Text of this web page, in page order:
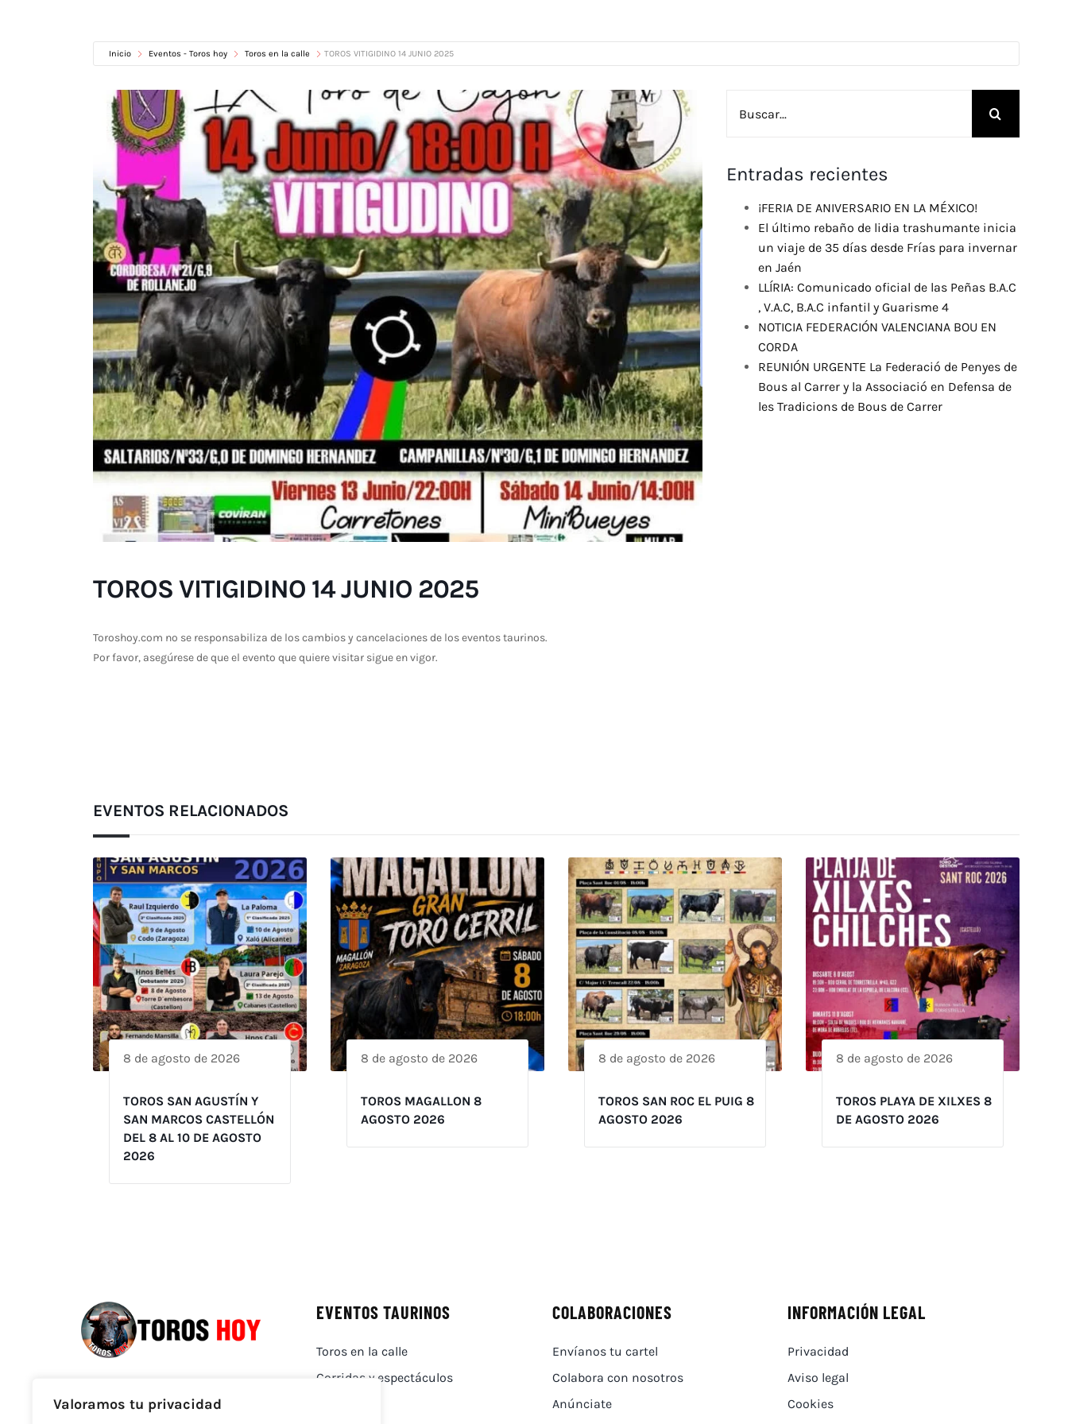
Valoramos tu privacidad
Inicio Eventos - Toros hoy Toros en la calle TOROS VITIGIDINO 14 JUNIO 2025
TOROS VITIGIDINO 14 JUNIO 2025
Toroshoy.com no se responsabiliza de los cambios y cancelaciones de los eventos taurinos.
Por favor, asegúrese de que el evento que quiere visitar sigue en vigor.
Entradas recientes
¡FERIA DE ANIVERSARIO EN LA MÉXICO!
El último rebaño de lidia trashumante inicia
un viaje de 35 días desde Frías para invernar
en Jaén
LLÍRIA: Comunicado oficial de las Peñas B.A.C
, V.A.C, B.A.C infantil y Guarisme 4
NOTICIA FEDERACIÓN VALENCIANA BOU EN
CORDA
REUNIÓN URGENTE La Federació de Penyes de
Bous al Carrer y la Associació en Defensa de
les Tradicions de Bous de Carrer
EVENTOS RELACIONADOS
8 de agosto de 2026
TOROS SAN AGUSTÍN Y
SAN MARCOS CASTELLÓN
DEL 8 AL 10 DE AGOSTO
2026
8 de agosto de 2026
TOROS MAGALLON 8
AGOSTO 2026
8 de agosto de 2026
TOROS SAN ROC EL PUIG 8
AGOSTO 2026
8 de agosto de 2026
TOROS PLAYA DE XILXES 8
DE AGOSTO 2026
EVENTOS TAURINOS
Toros en la calle
Corridas y espectáculos
COLABORACIONES
Envíanos tu cartel
Colabora con nosotros
Anúnciate
INFORMACIÓN LEGAL
Privacidad
Aviso legal
Cookies